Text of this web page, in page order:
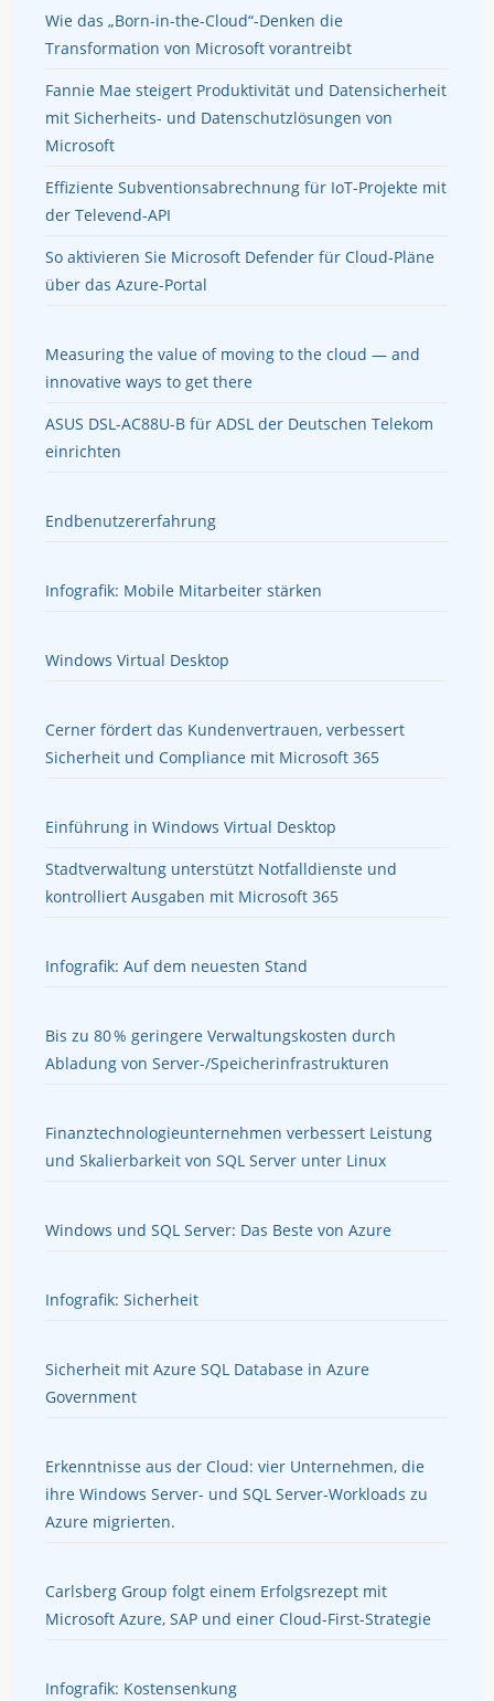
Wie das „Born-in-the-Cloud“-Denken die
Transformation von Microsoft vorantreibt
Fannie Mae steigert Produktivität und Datensicherheit
mit Sicherheits- und Datenschutzlösungen von
Microsoft
Effiziente Subventionsabrechnung für IoT-Projekte mit
der Televend-API
So aktivieren Sie Microsoft Defender für Cloud-Pläne
über das Azure-Portal
Measuring the value of moving to the cloud — and
innovative ways to get there
ASUS DSL-AC88U-B für ADSL der Deutschen Telekom
einrichten
Endbenutzererfahrung
Infografik: Mobile Mitarbeiter stärken
Windows Virtual Desktop
Cerner fördert das Kundenvertrauen, verbessert
Sicherheit und Compliance mit Microsoft 365
Einführung in Windows Virtual Desktop
Stadtverwaltung unterstützt Notfalldienste und
kontrolliert Ausgaben mit Microsoft 365
Infografik: Auf dem neuesten Stand
Bis zu 80 % geringere Verwaltungskosten durch
Abladung von Server-/Speicherinfrastrukturen
Finanztechnologieunternehmen verbessert Leistung
und Skalierbarkeit von SQL Server unter Linux
Windows und SQL Server: Das Beste von Azure
Infografik: Sicherheit
Sicherheit mit Azure SQL Database in Azure
Government
Erkenntnisse aus der Cloud: vier Unternehmen, die
ihre Windows Server- und SQL Server-Workloads zu
Azure migrierten.
Carlsberg Group folgt einem Erfolgsrezept mit
Microsoft Azure, SAP und einer Cloud-First-Strategie
Infografik: Kostensenkung